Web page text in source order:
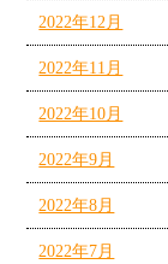
2022年12月
2022年11月
2022年10月
2022年9月
2022年8月
2022年7月